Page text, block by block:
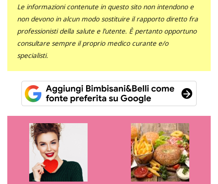
Le informazioni contenute in questo sito non intendono e
non devono in alcun modo sostituire il rapporto diretto fra
professionisti della salute e l’utente. È pertanto opportuno
consultare sempre il proprio medico curante e/o
specialisti.